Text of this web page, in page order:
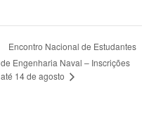
Encontro Nacional de Estudantes
de Engenharia Naval – Inscrições
até 14 de agosto